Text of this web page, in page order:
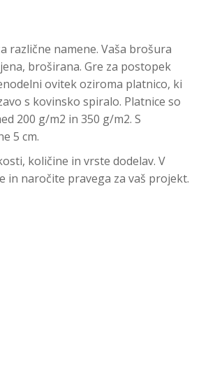
različne namene. Vaša brošura
broširana. Gre za postopek
ovitek oziroma platnico, ki
s kovinsko spiralo. Platnice so
200 g/m2 in 350 g/m2. S
5 cm.
količine in vrste dodelav. V
naročite pravega za vaš projekt.